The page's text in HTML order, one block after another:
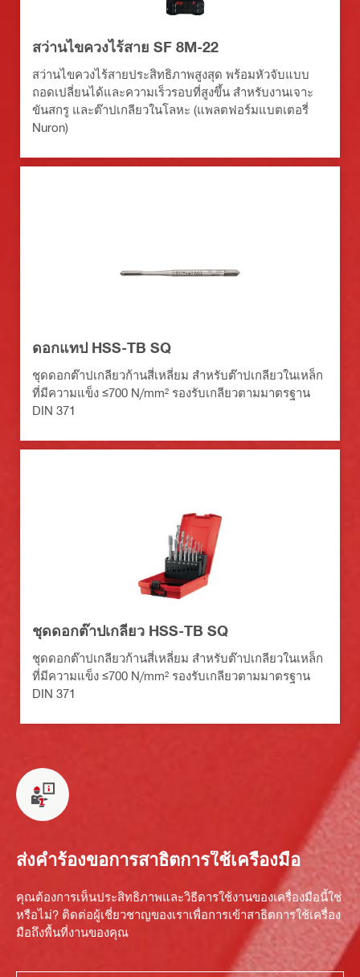
สว่านไขควงไร้สาย SF 8M-22
สว่านไขควงไร้สายประสิทธิภาพสูงสุด พร้อมหัวจับแบบ
ถอดเปลี่ยนได้และความเร็วรอบที่สูงขึ้น สำหรับงานเจาะ
ขันสกรู และต๊าปเกลียวในโลหะ (แพลตฟอร์มแบตเตอรี่
Nuron)
ดอกแทป HSS-TB SQ
ชุดดอกต๊าปเกลียวก้านสี่เหลี่ยม สำหรับต๊าปเกลียวในเหล็ก
ที่มีความแข็ง ≤700 N/mm² รองรับเกลียวตามมาตรฐาน
DIN 371
ชุดดอกต๊าปเกลียว HSS-TB SQ
ชุดดอกต๊าปเกลียวก้านสี่เหลี่ยม สำหรับต๊าปเกลียวในเหล็ก
ที่มีความแข็ง ≤700 N/mm² รองรับเกลียวตามมาตรฐาน
DIN 371
ส่งคำร้องขอการสาธิตการใช้เครื่องมือ
คุณต้องการเห็นประสิทธิภาพและวิธีดารใช้งานของเครื่องมือนี้ใช่
หรือไม่? ติดต่อผู้เชี่ยวชาญของเราเพื่อการเข้าสาธิตการใช้เครื่อง
มือถึงพื้นที่งานของคุณ